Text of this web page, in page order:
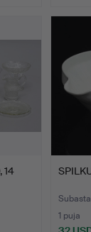
14
1 puja